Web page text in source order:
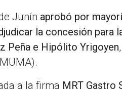
Junín aprobó por
la concesión para
Peña e Hipólito Yrigoyen
a la firma MRT Gastro